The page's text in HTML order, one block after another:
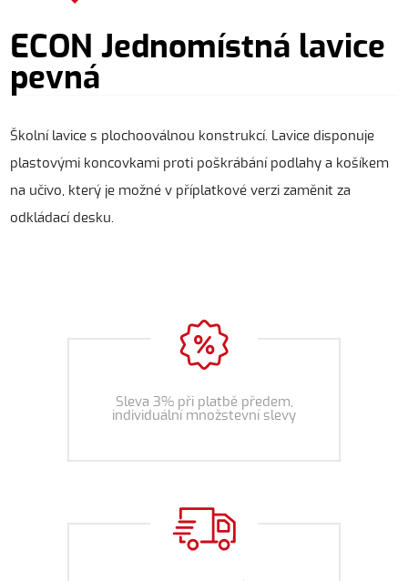
ECON Jednomístná lavice
pevná
Školní lavice s plochooválnou konstrukcí. Lavice disponuje
plastovými koncovkami proti poškrábání podlahy a košíkem
na učivo, který je možné v příplatkové verzi zaměnit za
odkládací desku.
Sleva 3% při platbě předem,
individuální množstevní slevy